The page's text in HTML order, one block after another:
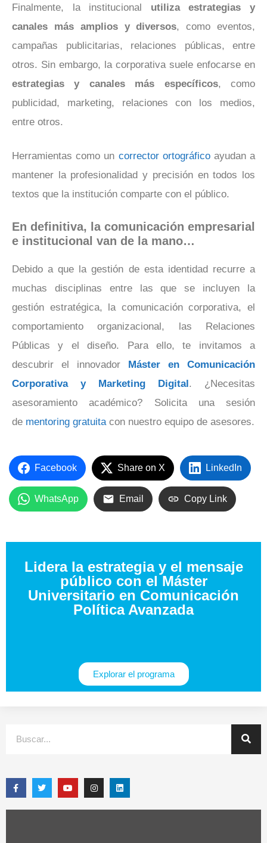
Finalmente, la institucional utiliza estrategias y
canales más amplios y diversos, como eventos,
campañas publicitarias, relaciones públicas, entre
otros. Sin embargo, la corporativa suele enfocarse en
estrategias y canales más específicos, como
publicidad, marketing, relaciones con los medios,
entre otros.
Herramientas como un corrector ortográficoayudan a
mantener la profesionalidad y precisión en todos los
textos que la institución comparte con el público.
En definitiva, la comunicación empresarial
e institucional van de la mano…
Debido a que la gestión de esta identidad recurre a
muchas disciplinas entre las que se incluyen la
gestión estratégica, la comunicación corporativa, el
comportamiento organizacional, las Relaciones
Públicas y el diseño. Para ello, te invitamos a
descubrir el innovador Máster en Comunicación
Corporativa y Marketing Digital. ¿Necesitas
asesoramiento académico? Solicita una sesión
de mentoring gratuita con nuestro equipo de asesores.
Facebook Share on X LinkedIn
WhatsApp Email Copy Link
Lidera la estrategia y el mensaje
público con el Máster
Universitario en Comunicación
Política Avanzada
Explorar el programa